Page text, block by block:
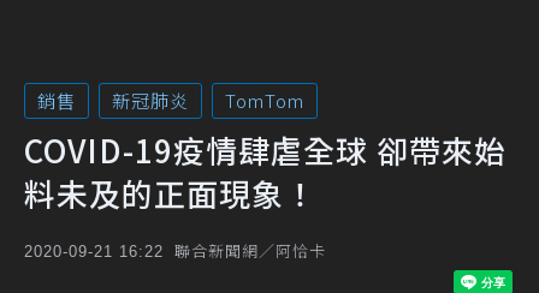
銷售 新冠肺炎 TomTom
COVID-19疫情肆虐全球 卻帶來始
料未及的正面現象！
2020-09-21 16:22 聯合新聞網／阿恰卡